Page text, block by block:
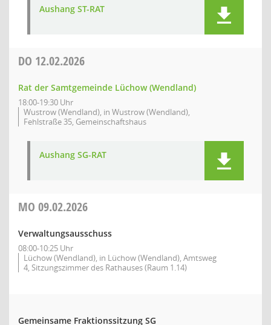
Aushang ST-RAT
DO 12.02.2026
Rat der Samtgemeinde Lüchow (Wendland)
18:00-19:30 Uhr
Wustrow (Wendland), in Wustrow (Wendland),
Fehlstraße 35, Gemeinschaftshaus
Aushang SG-RAT
MO 09.02.2026
Verwaltungsausschuss
08:00-10:25 Uhr
Lüchow (Wendland), in Lüchow (Wendland), Amtsweg
4, Sitzungszimmer des Rathauses (Raum 1.14)
Gemeinsame Fraktionssitzung SG